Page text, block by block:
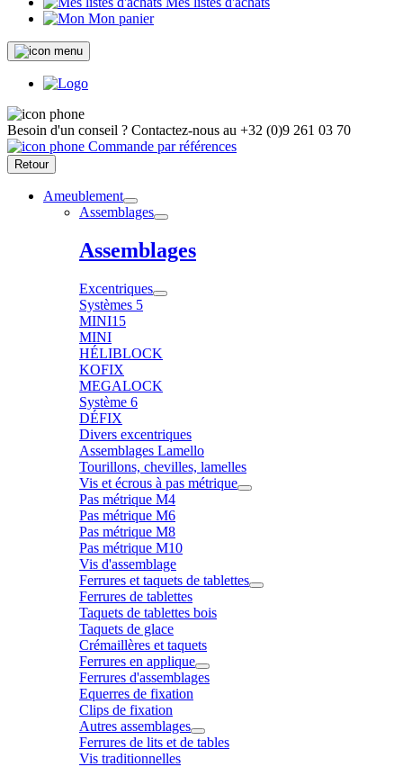
Mon panier
Besoin d'un conseil ? Contactez-nous au +32 (0)9 261 03 70
Commande par références
Retour
Ameublement
Assemblages
Assemblages
Excentriques
Systèmes 5
MINI15
MINI
HÉLIBLOCK
KOFIX
MEGALOCK
Système 6
DÉFIX
Divers excentriques
Assemblages Lamello
Tourillons, chevilles, lamelles
Vis et écrous à pas métrique
Pas métrique M4
Pas métrique M6
Pas métrique M8
Pas métrique M10
Vis d'assemblage
Ferrures et taquets de tablettes
Ferrures de tablettes
Taquets de tablettes bois
Taquets de glace
Crémaillères et taquets
Ferrures en applique
Ferrures d'assemblages
Equerres de fixation
Clips de fixation
Autres assemblages
Ferrures de lits et de tables
Vis traditionnelles